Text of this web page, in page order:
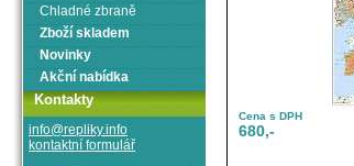
Cena s DPH
680,-
Chladné zbraně
Zboží skladem
Novinky
Akční nabídka
Kontakty
info@repliky.info
kontaktní formulář